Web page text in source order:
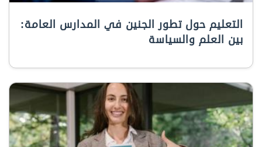
التعليم حول تطور الجنين في المدارس العامة:
بين العلم والسياسة